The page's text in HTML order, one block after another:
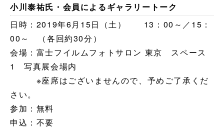
小川泰祐氏・会員によるギャラリートーク
日時：2019年6月15日（土） 13：00～／15：
00～ （各回約30分）
会場：富士フイルムフォトサロン 東京 スペース
1 写真展会場内
※座席はございませんので、予めご了承くだ
さい。
参加：無料
申込：不要